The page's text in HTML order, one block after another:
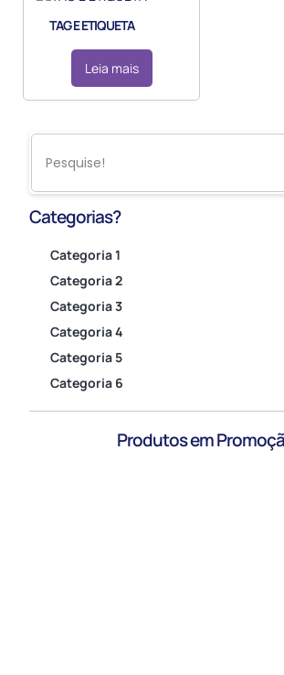
Categorias?
Categoria 1
Categoria 2
Categoria 3
Categoria 4
Categoria 5
Categoria 6
Produtos em
TAG E ETIQUETA
Leia mais